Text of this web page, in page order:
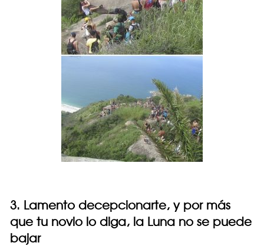
3. Lamento decepcionarte, y por más
que tu novio lo diga, la Luna no se puede
bajar